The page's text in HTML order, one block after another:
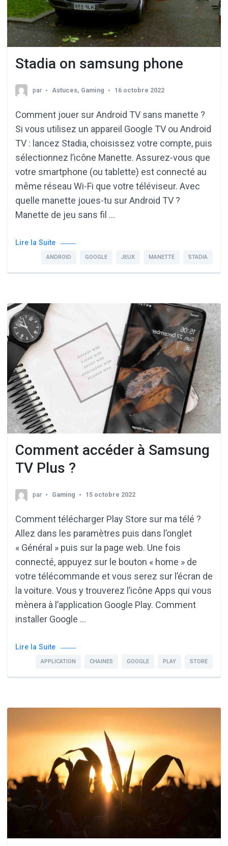
Stadia on samsung phone
par Astuces, Gaming 16 octobre 2022
Comment jouer sur Android TV sans manette ?
Si vous utilisez un appareil Google TV ou Android
TV : lancez Stadia, choisissez votre compte, puis
sélectionnez l’icône Manette. Assurez-vous que
votre smartphone (ou tablette) est connecté au
même réseau Wi-Fi que votre téléviseur. Avec
quelle manette joues-tu sur Android TV ?
Manette de jeu sans fil …
Lire la Suite
ANDROID GOOGLE JEUX MANETTE STADIA
Comment accéder à Samsung
TV Plus ?
par Gaming 15 octobre 2022
Comment télécharger Play Store sur ma télé ?
Allez dans les paramètres puis dans l’onglet
« Général » puis sur la page web. Une fois
connecté, appuyez sur le bouton « home » de
votre télécommande et vous serez sur l’écran de
la voiture. Vous y trouverez l’icône Apps qui vous
mènera à l’application Google Play. Comment
installer Google …
Lire la Suite
APPLICATION CHAINES GOOGLE PLAY STORE